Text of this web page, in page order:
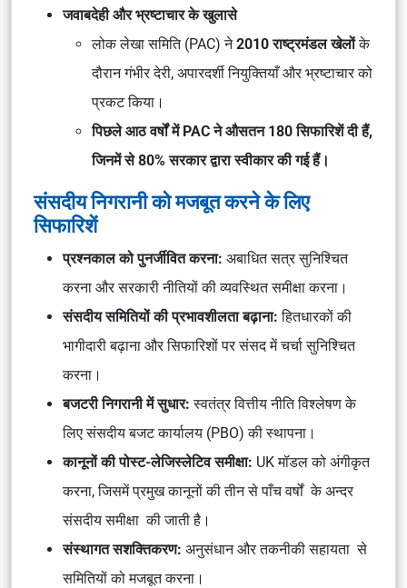
जवाबदेही और भ्रष्टाचार के खुलासे
लोक लेखा समिति (PAC) ने2010 राष्ट्रमंडल खेलोंके
दौरानगंभीर देरी, अपारदर्शी नियुक्तियाँऔर भ्रष्टाचारको
प्रकट किया।
पिछले आठ वर्षों में PAC ने औसतन 180 सिफारिशें दी हैं,
जिनमें से 80% सरकार द्वारा स्वीकार की गई हैं।
संसदीय निगरानी को मजबूत करने के लिए
सिफारिशें
प्रश्नकाल को पुनर्जीवित करना: अबाधित सत्रसुनिश्चित
करना औरसरकारी नीतियों की व्यवस्थित समीक्षाकरना।
संसदीय समितियों की प्रभावशीलता बढ़ाना: हितधारकों की
भागीदारीबढ़ाना औरसिफारिशों पर संसद में चर्चासुनिश्चित
करना।
बजटरी निगरानी में सुधार: स्वतंत्र वित्तीय नीति विश्लेषणके
लिएसंसदीय बजट कार्यालय (PBO) की स्थापना।
कानूनों की पोस्ट-लेजिस्लेटिव समीक्षा: UK मॉडलको अंगीकृत
करना, जिसमें प्रमुख कानूनों कीतीन से पाँच वर्षोंके अन्दर
संसदीय समीक्षा की जाती है।
संस्थागत सशक्तिकरण: अनुसंधान और तकनीकी सहायता से
समितियों को मजबूत करना।